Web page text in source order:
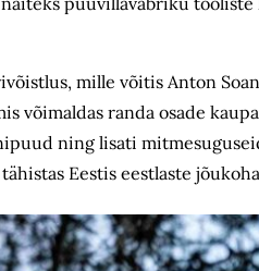
mille võitis Anton
võimaldas randa osade
ning lisati
Eestis eestlaste